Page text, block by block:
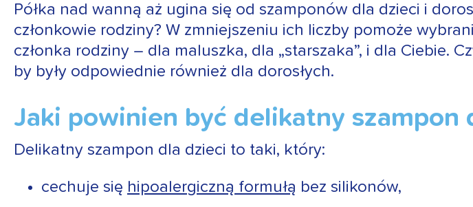
Półka nad wanną aż ugina się od szamponów dla dzieci i
członkowie rodziny? W zmniejszeniu ich liczby pomoże
członka rodziny – dla maluszka, dla „starszaka”, i dla Ciebie.
by były odpowiednie również dla dorosłych.
Jaki powinien być delikatny szampon
Delikatny szampon dla dzieci to taki, który:
cechuje się hipoalergiczną formułą bez silikonów,